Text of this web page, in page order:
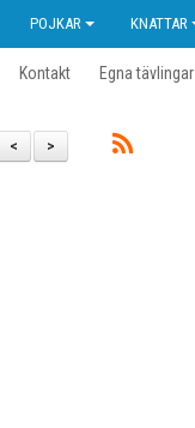
POJKAR KNATTAR
Kontakt Egna tävlingar
>
<